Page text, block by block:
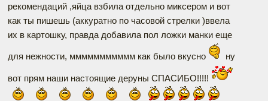
рекомендаций ,яйца взбила отдельно миксером и вот
как ты пишешь (аккуратно по часовой стрелки )ввела
их в картошку, правда добавила пол ложки манки еще
для нежности, ммммммммммм как было вкусно ну
вот прям наши настоящие деруны СПАСИБО!!!!!